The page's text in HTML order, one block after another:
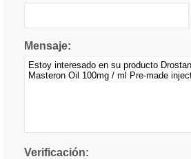
Mensaje:
Verificación: